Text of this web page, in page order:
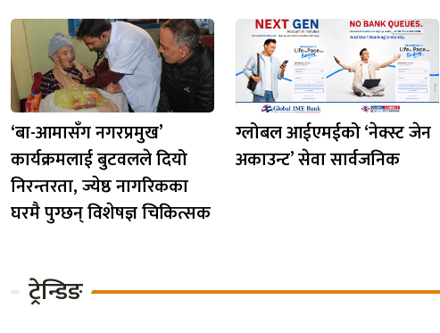
‘बा-आमासँग नगरप्रमुख’
कार्यक्रमलाई बुटवलले दियो
निरन्तरता, ज्येष्ठ नागरिकका
घरमै पुग्छन् विशेषज्ञ चिकित्सक
ग्लोबल आईएमईको ‘नेक्स्ट जेन
अकाउन्ट’ सेवा सार्वजनिक
ट्रेन्डिङ